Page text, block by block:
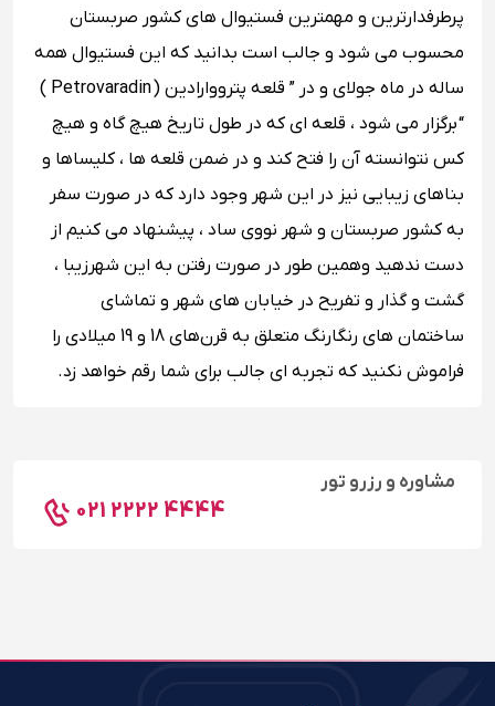
پرطرفدارترین و مهمترین فستیوال‌ های کشور صربستان
محسوب می شود و جالب است بدانید که این فستیوال همه
ساله در ماه جولای و در ” قلعه پترووارادین ( Petrovaradin )
“برگزار می‌ شود ، قلعه ‌ای که در طول تاریخ هیچ گاه و هیچ
کس نتوانسته آن را فتح کند و در ضمن قلعه ‌ها ، کلیساها و
بناهای زیبایی نیز در این شهر وجود دارد که در صورت سفر
به کشور صربستان و شهر نووی ساد ، پیشنهاد می کنیم از
دست ندهید وهمین ‌طور در صورت رفتن به این شهرزیبا ،
گشت و گذار و تفریح در خیابان های شهر و تماشای
ساختمان‌ های رنگارنگ متعلق به قرن‌های 18 و 19 میلادی را
فراموش نکنید که تجربه ای جالب برای شما رقم خواهد زد.
مشاوره و رزرو تور
021 2222 4444